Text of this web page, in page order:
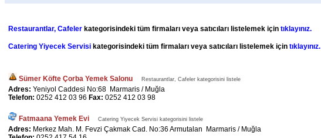
Restaurantlar, Cafeler kategorisindeki tüm firmaları veya satıcıları listelemek için tıklayınız.
Catering Yiyecek Servisi kategorisindeki tüm firmaları veya satıcıları listelemek için tıklayınız.
Sümer Köfte Çorba Yemek Salonu Restaurantlar, Cafeler kategorisini listele
Adres: Yeniyol Caddesi No:68 Marmaris / Muğla
Telefon: 0252 412 03 96 Fax: 0252 412 03 98
Fatmaana Yemek Evi Catering Yiyecek Servisi kategorisini listele
Adres: Merkez Mah. M. Fevzi Çakmak Cad. No:36 Armutalan Marmaris / Muğla